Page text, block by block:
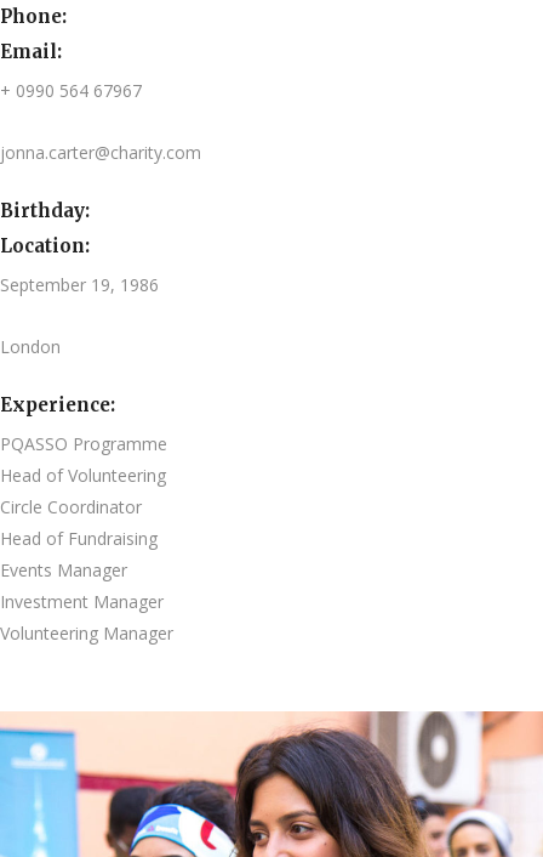
Phone:
Email:
+ 0990 564 67967
jonna.carter@charity.com
Birthday:
Location:
September 19, 1986
London
Experience:
PQASSO Programme
Head of Volunteering
Circle Coordinator
Head of Fundraising
Events Manager
Investment Manager
Volunteering Manager